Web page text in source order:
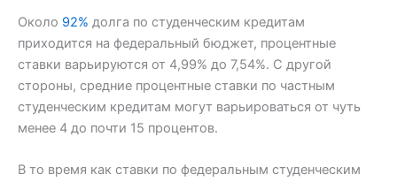
Около 92% долга по студенческим кредитам
приходится на федеральный бюджет, процентные
ставки варьируются от 4,99% до 7,54%. С другой
стороны, средние процентные ставки по частным
студенческим кредитам могут варьироваться от чуть
менее 4 до почти 15 процентов.
В то время как ставки по федеральным студенческим